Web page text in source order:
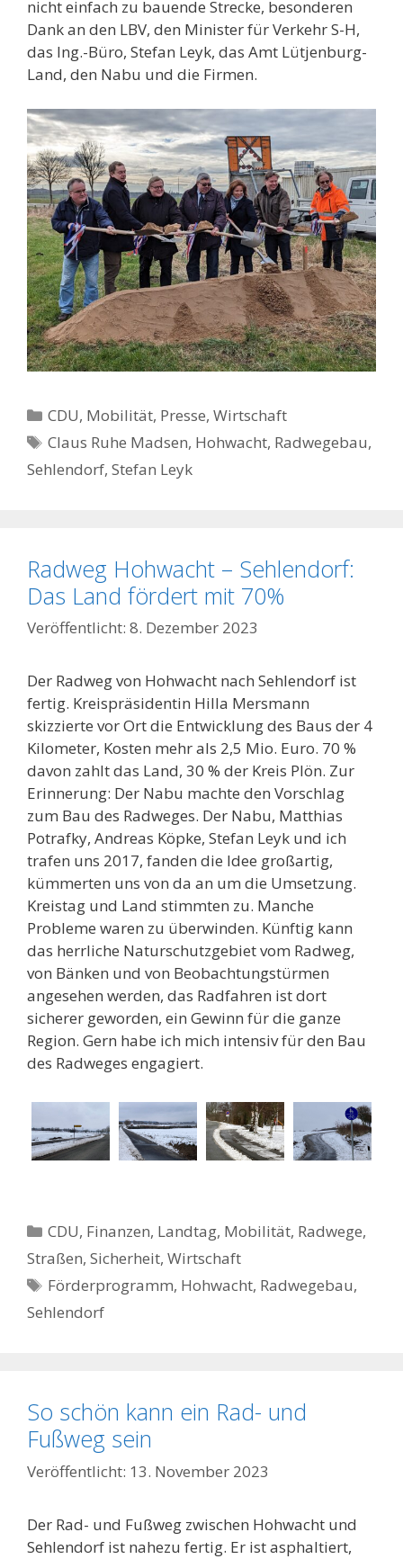
nicht einfach zu bauende Strecke, besonderen
Dank an den LBV, den Minister für Verkehr S-H,
das Ing.-Büro, Stefan Leyk, das Amt Lütjenburg-
Land, den Nabu und die Firmen.
Kategorien
CDU, Mobilität, Presse,Wirtschaft
Schlagwörter
Claus Ruhe Madsen, Hohwacht, Radwegebau,
Sehlendorf, Stefan Leyk
Radweg Hohwacht – Sehlendorf:
Das Land fördert mit 70%
8. Dezember 2023
Der Radweg von Hohwacht nach Sehlendorf ist
fertig. Kreispräsidentin Hilla Mersmann
skizzierte vor Ort die Entwicklung des Baus der 4
Kilometer, Kosten mehr als 2,5 Mio. Euro. 70 %
davon zahlt das Land, 30 % der Kreis Plön. Zur
Erinnerung: Der Nabu machte den Vorschlag
zum Bau des Radweges. Der Nabu, Matthias
Potrafky, Andreas Köpke, Stefan Leyk und ich
trafen uns 2017, fanden die Idee großartig,
kümmerten uns von da an um die Umsetzung.
Kreistag und Land stimmten zu. Manche
Probleme waren zu überwinden. Künftig kann
das herrliche Naturschutzgebiet vom Radweg,
von Bänken und von Beobachtungstürmen
angesehen werden, das Radfahren ist dort
sicherer geworden, ein Gewinn für die ganze
Region. Gern habe ich mich intensiv für den Bau
des Radweges engagiert.
Kategorien
CDU, Finanzen, Landtag, Mobilität, Radwege,
Straßen, Sicherheit, Wirtschaft
Schlagwörter
Förderprogramm, Hohwacht, Radwegebau,
Sehlendorf
So schön kann ein Rad- und
Fußweg sein
13. November 2023
Der Rad- und Fußweg zwischen Hohwacht und
Sehlendorf ist nahezu fertig. Er ist asphaltiert,